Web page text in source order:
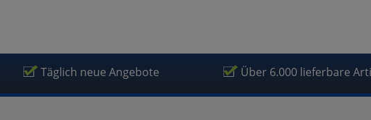
Täglich neue Angebote Über 6.000 lieferbare